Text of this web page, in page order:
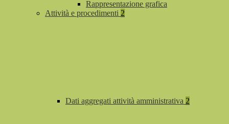
Rappresentazione grafica
Attività e procedimenti 2
Dati aggregati attività amministrativa 2